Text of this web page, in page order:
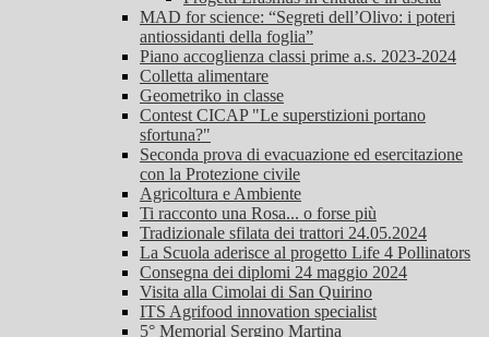
MAD for science: “Segreti dell’Olivo: i poteri
antiossidanti della foglia”
Piano accoglienza classi prime a.s. 2023-2024
Colletta alimentare
Geometriko in classe
Contest CICAP "Le superstizioni portano
sfortuna?"
Seconda prova di evacuazione ed esercitazione
con la Protezione civile
Agricoltura e Ambiente
Ti racconto una Rosa... o forse più
Tradizionale sfilata dei trattori 24.05.2024
La Scuola aderisce al progetto Life 4 Pollinators
Consegna dei diplomi 24 maggio 2024
Visita alla Cimolai di San Quirino
ITS Agrifood innovation specialist
5° Memorial Sergino Martina